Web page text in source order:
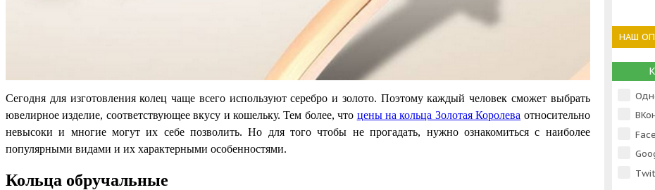
Сегодня для изготовления колец чаще всего используют серебро и золото. Поэтому каждый человек сможет выбрать
ювелирное изделие, соответствующее вкусу и кошельку. Тем более, что цены на кольца Золотая Королева относительно
невысоки и многие могут их себе позволить. Но для того чтобы не прогадать, нужно ознакомиться с наиболее
популярными видами и их характерными особенностями.
Кольца обручальные
НАШ